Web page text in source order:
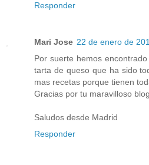
Responder
Mari Jose 22 de enero de
Por suerte hemos
tarta de queso que ha sido
mas recetas porque tienen
Gracias por tu maravilloso blog
Saludos desde Madrid
Responder